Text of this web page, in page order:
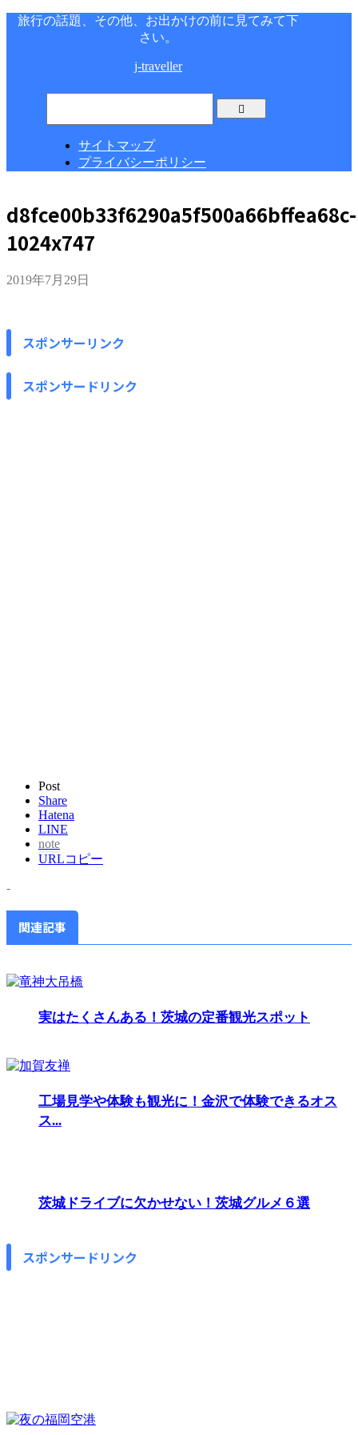
旅行の話題、その他、お出かけの前に見てみて下
さい。
j-traveller
サイトマップ
プライバシーポリシー
d8fce00b33f6290a5f500a66bffea68c-
1024x747
2019年7月29日
スポンサーリンク
スポンサードリンク
Post
Share
Hatena
LINE
note
URLコピー
-
関連記事
実はたくさんある！茨城の定番観光スポット
工場見学や体験も観光に！金沢で体験できるオス
ス...
茨城ドライブに欠かせない！茨城グルメ６選
スポンサードリンク